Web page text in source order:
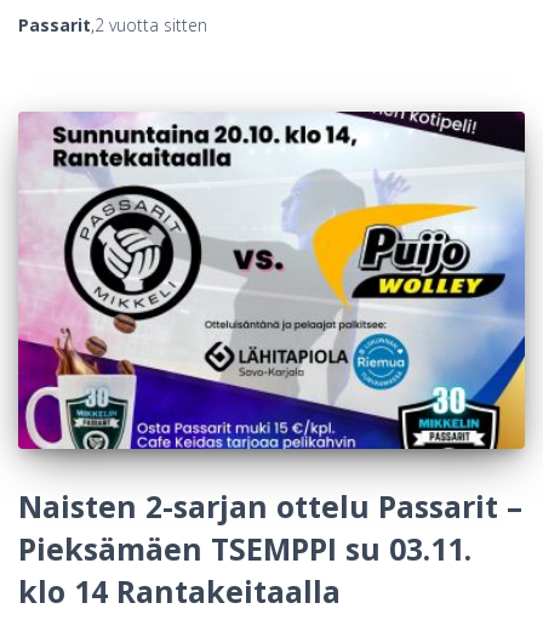
Passarit,2 vuotta sitten
Naisten 2-sarjan ottelu Passarit –
Pieksämäen TSEMPPI su 03.11.
klo 14 Rantakeitaalla